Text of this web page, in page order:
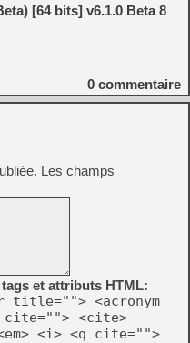
[64 bits] v6.1.0 Beta 8
0 commentaire
Les champs
et attributs HTML:
<acronym
cite=""> <cite>
<i> <q cite="">